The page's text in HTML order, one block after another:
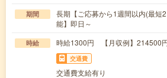
期間
長期【ご応募から1週間以内(最短
能】即日～
時給 時給1300円 【月収例】214500
交通費
交通費支給有り